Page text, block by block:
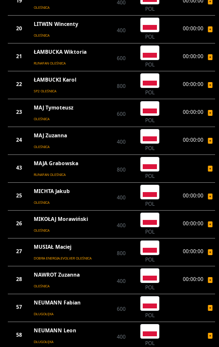
OLEŚNICA
400
POL
20
LITWIN Wincenty
OLEŚNICA
400
POL
00:00:00
21
ŁAMBUCKA Wiktoria
RUN4FAN OLEŚNICA
600
POL
00:00:00
22
ŁAMBUCKI Karol
SP2 OLEŚNICA
800
POL
00:00:00
23
MAJ Tymoteusz
OLEŚNICA
600
POL
00:00:00
24
MAJ Zuzanna
OLEŚNICA
400
POL
00:00:00
43
MAJA Grabowska
RUN4FAN OLEŚNICA
800
POL
25
MICHTA Jakub
OLEŚNICA
400
POL
00:00:00
26
MIKOŁAJ Morawiński
OLEŚNICA
400
POL
00:00:00
27
MUSIAŁ Maciej
DOBRA ENERGIA.EVOLVER OLEŚNICA
800
POL
00:00:00
28
NAWROT Zuzanna
OLEŚNICA
400
POL
00:00:00
57
NEUMANN Fabian
DŁUGOŁĘKA
600
POL
58
NEUMANN Leon
DŁUGOŁĘKA
400
POL